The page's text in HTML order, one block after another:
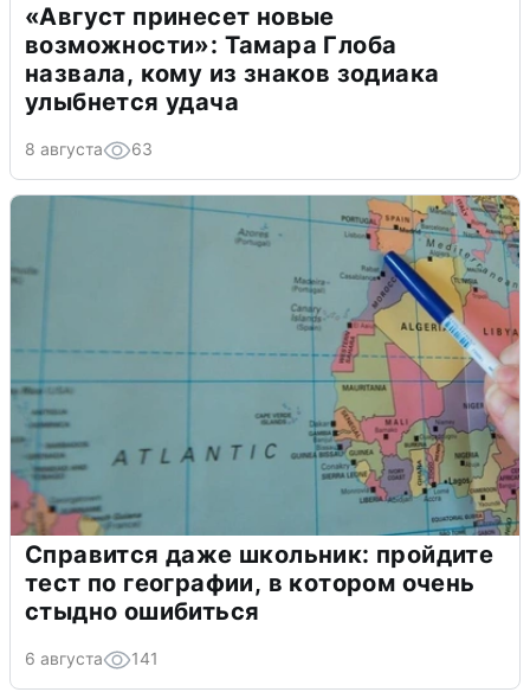
«Август принесет новые
возможности»: Тамара Глоба
назвала, кому из знаков зодиака
улыбнется удача
8 августа 63
Справится даже школьник: пройдите
тест по географии, в котором очень
стыдно ошибиться
6 августа 141